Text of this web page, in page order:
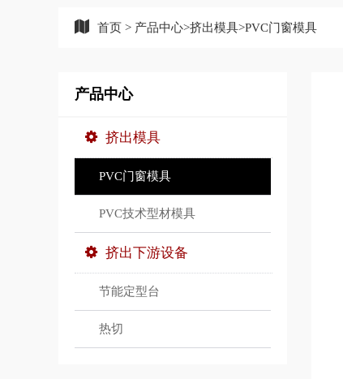
首页 > 产品中心>挤出模具>PVC门窗模具
产品中心
挤出模具
PVC门窗模具
PVC技术型材模具
挤出下游设备
节能定型台
热切